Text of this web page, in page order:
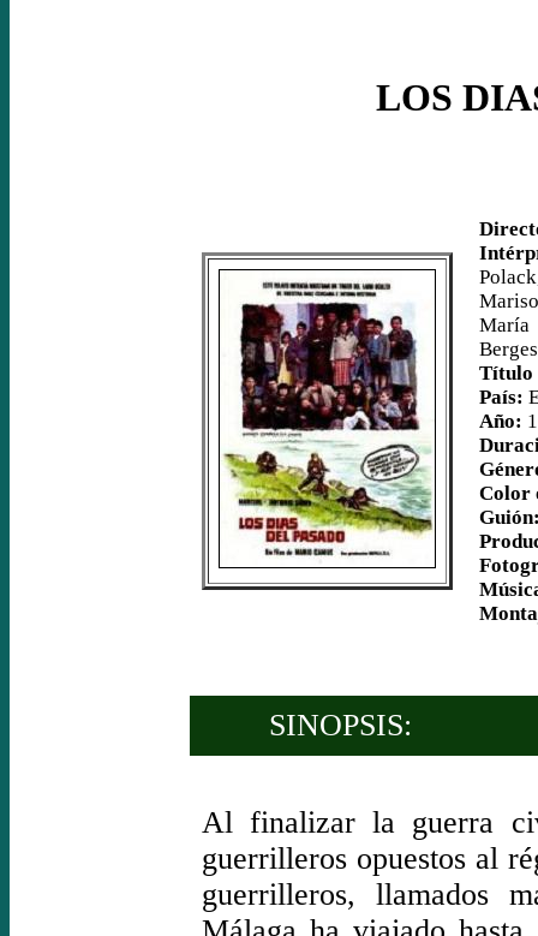
LOS
María
Berges
Título
País:
Año:
Color
SINOPSIS:
Al finalizar la guerra
guerrilleros opuestos al
guerrilleros, llamados